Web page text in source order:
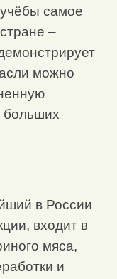
самое
–
можно
больших
в России
входит в
мяса,
и